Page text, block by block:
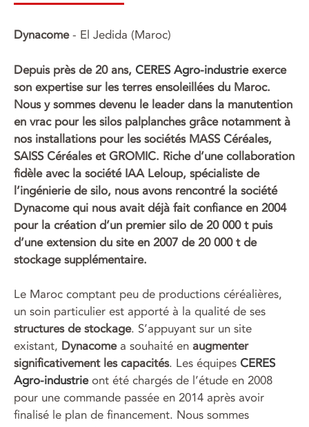
Dynacome- El Jedida (Maroc)
Depuis près de 20 ans, CERES Agro-industrieexerce
son expertise sur les terres ensoleillées du Maroc.
Nous y sommes devenu le leader dans la manutention
en vrac pour les silos palplanches grâce notamment à
nos installations pour les sociétés MASS Céréales,
SAISS Céréales et GROMIC. Riche d’une collaboration
fidèle avec la société IAA Leloup, spécialiste de
l’ingénierie de silo, nous avons rencontré la société
Dynacome qui nous avait déjà fait confiance en 2004
pour la création d’un premier silo de 20 000 t puis
d’une extension du site en 2007 de 20 000 t de
stockage supplémentaire.
Le Maroc comptant peu de productions céréalières,
un soin particulier est apporté à la qualité de ses
structures de stockage. S’appuyant sur un site
existant, Dynacomea souhaité en augmenter
significativement les capacités. Les équipes CERES
Agro-industrieont été chargés de l’étude en 2008
pour une commande passée en 2014 après avoir
finalisé le plan de financement. Nous sommes